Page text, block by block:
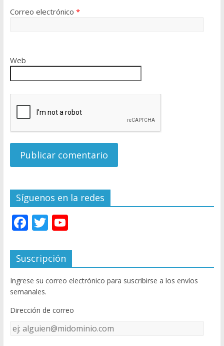
Correo electrónico *
Web
Síguenos en la redes
F
e
b
o
o
k
T
itt
er
Y
u
T
u
e
C
Suscripción
Ingrese su correo electrónico para suscribirse a los envíos
semanales.
Dirección de correo
Dirección
de